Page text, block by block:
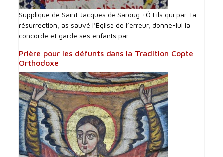
Supplique de Saint Jacques de Saroug +Ô Fils qui par Ta
résurrection, as sauvé l’Église de l’erreur, donne-lui la
concorde et garde ses enfants par...
Prière pour les défunts dans la Tradition Copte
Orthodoxe